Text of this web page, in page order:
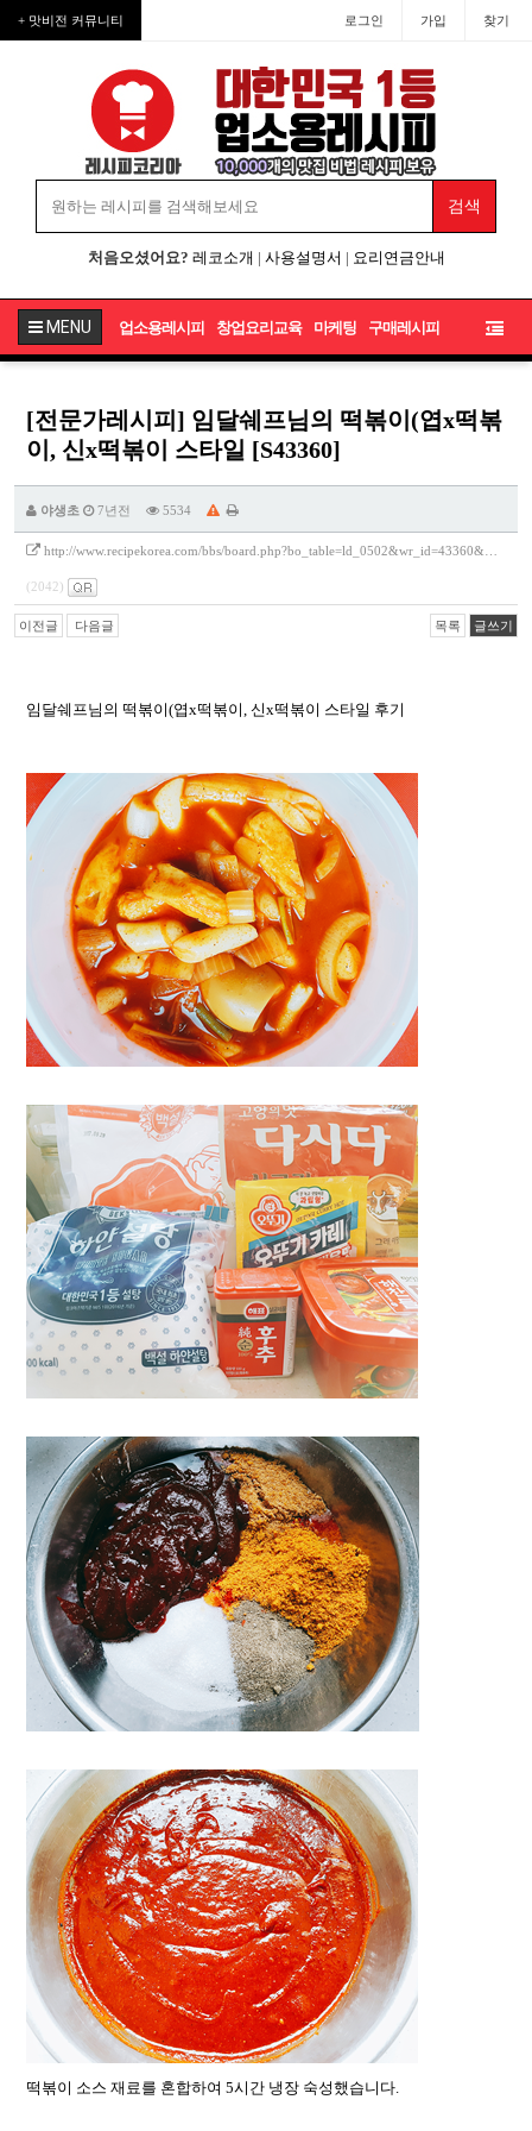
+ 맛비전 커뮤니티 로그인 가입 찾기
처음오셨어요? 레코소개 | 사용설명서 | 요리연금안내
MENU 업소용레시피 창업요리교육 마케팅 구매레시피
[전문가레시피] 임달쉐프님의 떡볶이(엽x떡볶
이, 신x떡볶이 스타일 [S43360]
야생초 7년전 5534
http://www.recipekorea.com/bbs/board.php?bo_table=ld_0502&wr_id=43360&…
(2042)
이전글 다음글 목록 글쓰기
임달쉐프님의 떡볶이(엽x떡볶이, 신x떡볶이 스타일 후기
떡볶이 소스 재료를 혼합하여 5시간 냉장 숙성했습니다.